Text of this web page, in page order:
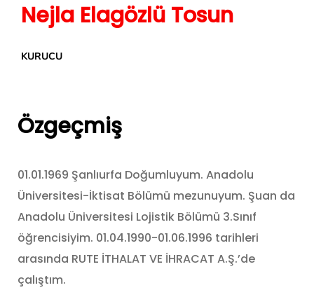
Nejla Elagözlü Tosun
KURUCU
Özgeçmiş
01.01.1969 Şanlıurfa Doğumluyum. Anadolu
Üniversitesi-İktisat Bölümü mezunuyum. Şuan da
Anadolu Üniversitesi Lojistik Bölümü 3.Sınıf
öğrencisiyim. 01.04.1990-01.06.1996 tarihleri
arasında RUTE İTHALAT VE İHRACAT A.Ş.’de
çalıştım.